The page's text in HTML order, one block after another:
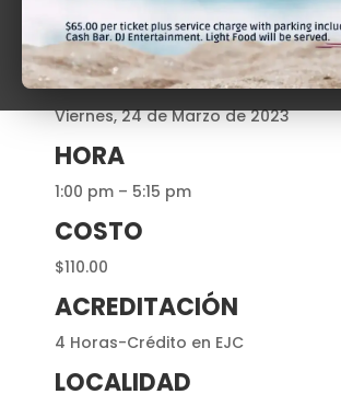
Prof. Eugene F. Hestres Vélez
DÍA
Viernes, 24 de Marzo de 2023
HORA
1:00 pm – 5:15 pm
COSTO
$110.00
ACREDITACIÓN
4 Horas-Crédito en EJC
LOCALIDAD